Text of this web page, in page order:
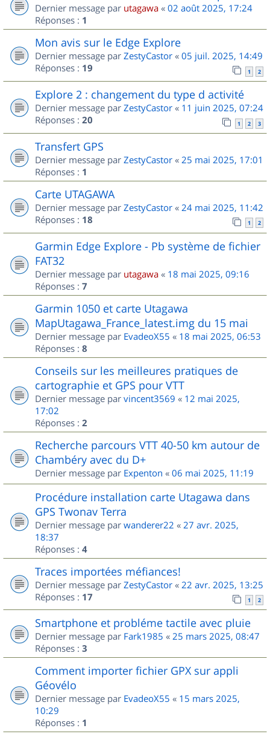
Dernier message par utagawa « 02 août 2025, 17:24
Réponses : 1
Mon avis sur le Edge Explore
Dernier message par ZestyCastor « 05 juil. 2025, 14:49
Réponses : 19 1 2
Explore 2 : changement du type d activité
Dernier message par ZestyCastor « 11 juin 2025, 07:24
Réponses : 20 1 2 3
Transfert GPS
Dernier message par ZestyCastor « 25 mai 2025, 17:01
Réponses : 1
Carte UTAGAWA
Dernier message par ZestyCastor « 24 mai 2025, 11:42
Réponses : 18 1 2
Garmin Edge Explore - Pb système de fichier
FAT32
Dernier message par utagawa « 18 mai 2025, 09:16
Réponses : 7
Garmin 1050 et carte Utagawa
MapUtagawa_France_latest.img du 15 mai
Dernier message par EvadeoX55 « 18 mai 2025, 06:53
Réponses : 8
Conseils sur les meilleures pratiques de
cartographie et GPS pour VTT
Dernier message par vincent3569 « 12 mai 2025,
17:02
Réponses : 2
Recherche parcours VTT 40-50 km autour de
Chambéry avec du D+
Dernier message par Expenton « 06 mai 2025, 11:19
Procédure installation carte Utagawa dans
GPS Twonav Terra
Dernier message par wanderer22 « 27 avr. 2025,
18:37
Réponses : 4
Traces importées méfiances!
Dernier message par ZestyCastor « 22 avr. 2025, 13:25
Réponses : 17 1 2
Smartphone et probléme tactile avec pluie
Dernier message par Fark1985 « 25 mars 2025, 08:47
Réponses : 3
Comment importer fichier GPX sur appli
Géovélo
Dernier message par EvadeoX55 « 15 mars 2025,
10:29
Réponses : 1